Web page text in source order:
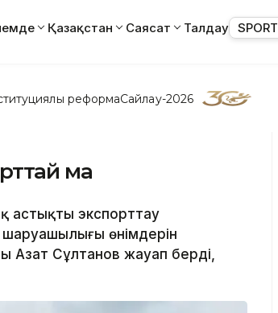
Қазақстан Саясат Талдау SPORT
реформаСайлау-2026
ма
астықты экспорттау
шаруашылығы өнімдерін
Азат Сұлтанов жауап берді,